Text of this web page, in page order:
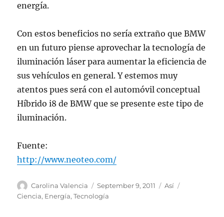
energía.
Con estos beneficios no sería extraño que BMW
en un futuro piense aprovechar la tecnología de
iluminación láser para aumentar la eficiencia de
sus vehículos en general. Y estemos muy
atentos pues será con el automóvil conceptual
Híbrido i8 de BMW que se presente este tipo de
iluminación.
Fuente:
http://www.neoteo.com/
Author
Carolina Valencia
Posted
on
September 9, 2011 Categories
Así
Ciencia, Energía,Tecnología